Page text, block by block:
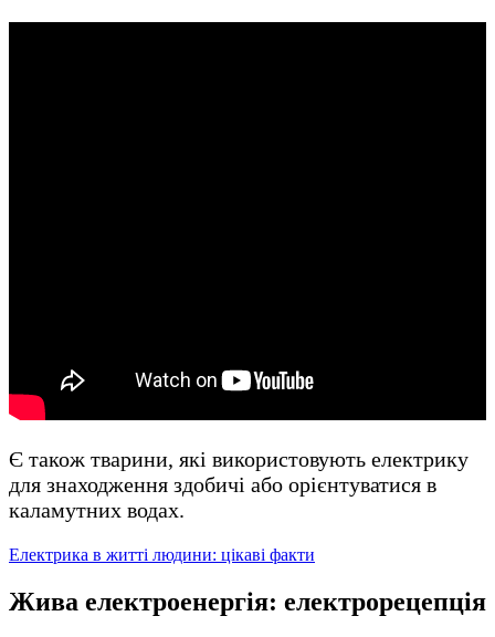
Є також тварини, які використовують електрику
для знаходження здобичі або орієнтуватися в
каламутних водах.
Електрика в житті людини: цікаві факти
Жива електроенергія: електрорецепція